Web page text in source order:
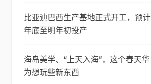
比亚迪巴西生产基地正式开工，预计
年底至明年初投产
海岛美学、“上天入海”，这个春天华
为想玩些新东西